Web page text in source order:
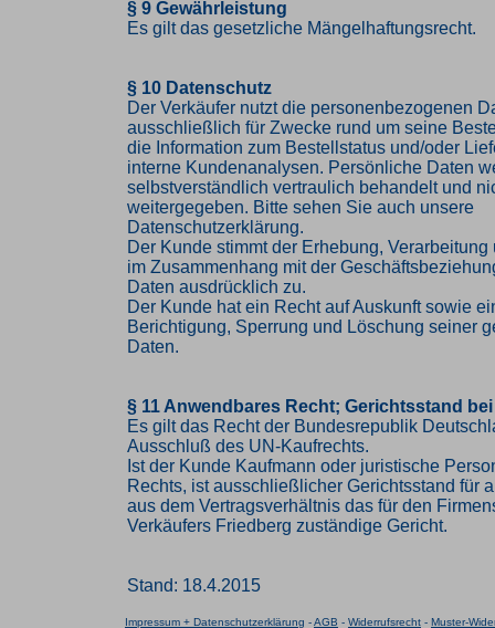
§ 9 Gewährleistung
Es gilt das gesetzliche Mängelhaftungsrecht.
§ 10 Datenschutz
Der Verkäufer nutzt die personenbezogenen
ausschließlich für Zwecke rund um seine
die Information zum Bestellstatus und/oder
interne Kundenanalysen. Persönliche Daten
selbstverständlich vertraulich behandelt und
weitergegeben. Bitte sehen Sie auch unsere
Datenschutzerklärung.
Der Kunde stimmt der Erhebung,
im Zusammenhang mit der
Daten ausdrücklich zu.
Der Kunde hat ein Recht auf Auskunft sowie
Berichtigung, Sperrung und Löschung seiner
Daten.
§ 11 Anwendbares Recht; Gerichtsstand
Es gilt das Recht der Bundesrepublik
Ausschluß des UN-Kaufrechts.
Ist der Kunde Kaufmann oder juristische
Rechts, ist ausschließlicher Gerichtsstand für
aus dem Vertragsverhältnis das für den
Verkäufers Friedberg zuständige Gericht.
Stand: 18.4.2015
Impressum + Datenschutzerklärung -AGB - Widerrufsrecht - Muster-